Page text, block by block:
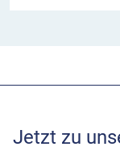
Jetzt zu